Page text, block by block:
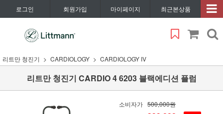
로그인 회원가입 마이페이지 최근본상품
리트만 청진기 CARDIOLOGY CARDIOLOGY IV
리트만 청진기 CARDIO 4 6203 블랙에디션 플럼
소비자가 500,000원